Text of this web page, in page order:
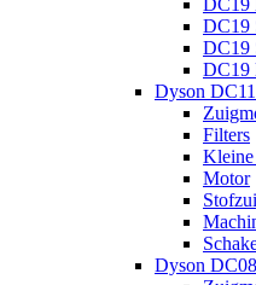
DC19
DC19
DC19
DC19
Dyson
Filters
Kleine
Motor
Dyson